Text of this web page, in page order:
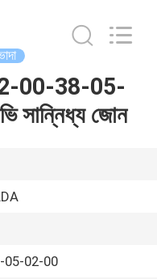
00-38-05-
সান্নিধ্য জোন
05-02-00